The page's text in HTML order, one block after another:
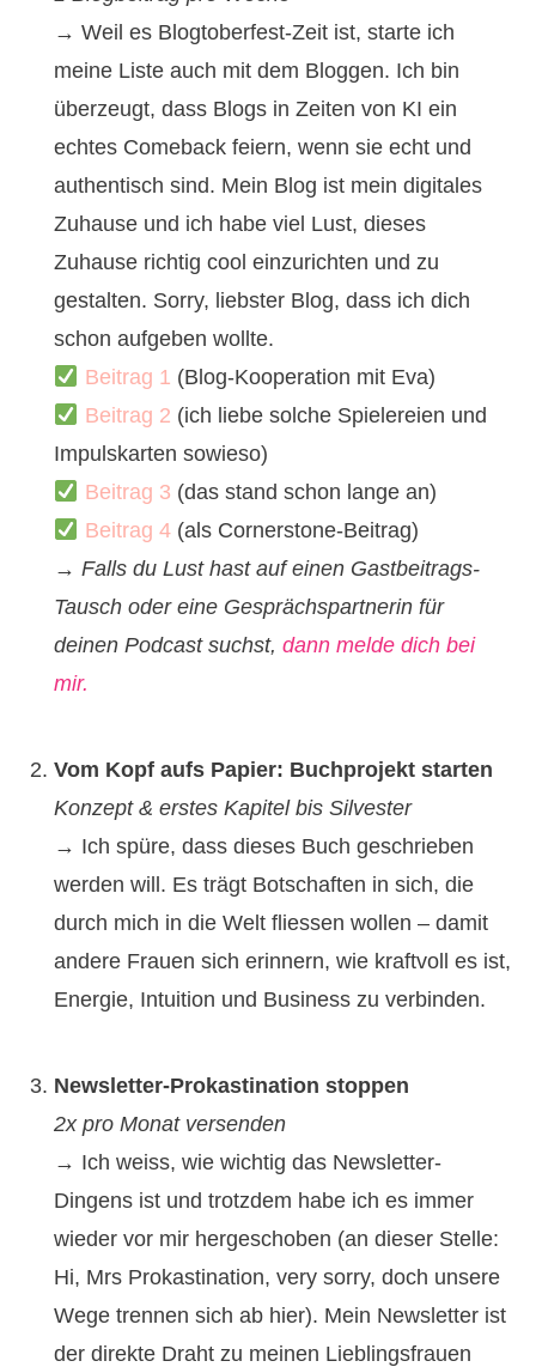
→ Weil es Blogtoberfest-Zeit ist, starte ich
meine Liste auch mit dem Bloggen. Ich bin
überzeugt, dass Blogs in Zeiten von KI ein
echtes Comeback feiern, wenn sie echt und
authentisch sind. Mein Blog ist mein digitales
Zuhause und ich habe viel Lust, dieses
Zuhause richtig cool einzurichten und zu
gestalten. Sorry, liebster Blog, dass ich dich
schon aufgeben wollte.
Beitrag 1 (Blog-Kooperation mit Eva)
Beitrag 2 (ich liebe solche Spielereien und
Impulskarten sowieso)
Beitrag 3 (das stand schon lange an)
Beitrag 4(als Cornerstone-Beitrag)
→ Falls du Lust hast auf einen Gastbeitrags-
Tausch oder eine Gesprächspartnerin für
deinen Podcast suchst, dann melde dich bei
mir.
Vom Kopf aufs Papier: Buchprojekt starten
Konzept & erstes Kapitel bis Silvester
→ Ich spüre, dass dieses Buch geschrieben
werden will. Es trägt Botschaften in sich, die
durch mich in die Welt fliessen wollen – damit
andere Frauen sich erinnern, wie kraftvoll es ist,
Energie, Intuition und Business zu verbinden.
Newsletter-Prokastination stoppen
2x pro Monat versenden
→ Ich weiss, wie wichtig das Newsletter-
Dingens ist und trotzdem habe ich es immer
wieder vor mir hergeschoben (an dieser Stelle:
Hi, Mrs Prokastination, very sorry, doch unsere
Wege trennen sich ab hier). Mein Newsletter ist
der direkte Draht zu meinen Lieblingsfrauen